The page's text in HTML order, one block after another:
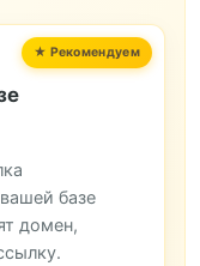
базе
домен,